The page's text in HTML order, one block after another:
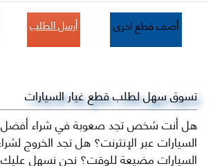
أضف قطع اخرى أرسل الطلب
تسوق سهل لطلب قطع غيار السيارات
هل أنت شخص تجد صعوبة في شراء أفضل
السيارات عبر الإنترنت؟ هل تجد الخروج
السيارات مضيعة للوقت؟ نحن نسهل عليك